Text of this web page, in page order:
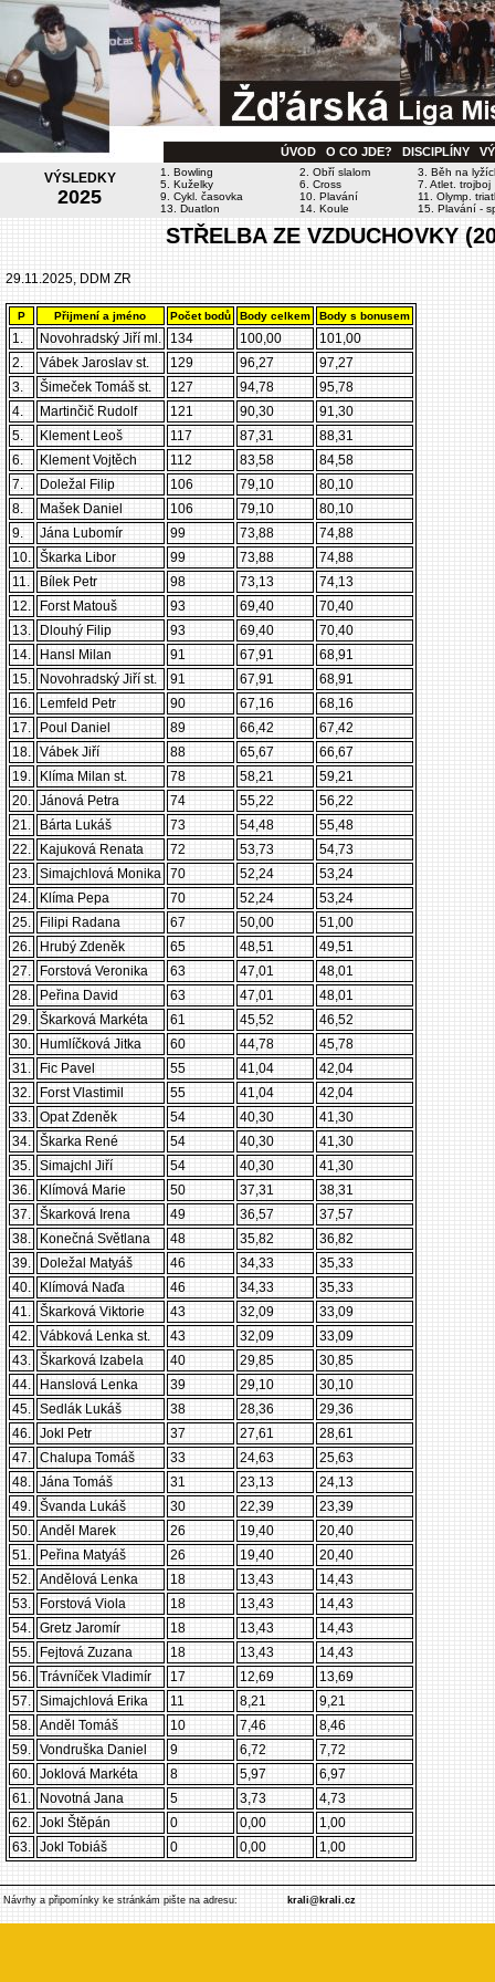
ÚVOD O CO JDE? DISCIPLÍNY
VÝSLEDKY
2025
1. Bowling 2. Obří slalom
3. Běh na
5. Kuželky
6. Cross
7. Atlet. trojboj
9. Cykl. časovka
10. Plavání
11. Olymp.
13. Duatlon
14. Koule 15. Plavání -
STŘELBA ZE VZDUCHOVKY
29.11.2025, DDM ZR
P Přijmení a jméno Počet bodů Body celkem Body s bonusem
1. Novohradský Jiří ml. 134 100,00
101,00
2.
Vábek Jaroslav st. 129 96,27
97,27
3.
Šimeček Tomáš st. 127 94,78
95,78
4.
Martinčič Rudolf 121 90,30
91,30
5.
Klement Leoš 117 87,31
88,31
6.
Klement Vojtěch 112 83,58
84,58
7.
Doležal Filip 106 79,10
80,10
8.
Mašek Daniel 106 79,10
80,10
9.
Jána Lubomír 99 73,88
74,88
10. Škarka Libor 99 73,88
74,88
11.
Bílek Petr 98 73,13
74,13
12.
Forst Matouš 93 69,40
70,40
13.
Dlouhý Filip 93 69,40
70,40
14.
Hansl Milan 91 67,91
68,91
15.
Novohradský Jiří st. 91 67,91
68,91
16.
Lemfeld Petr 90 67,16
68,16
17.
Poul Daniel 89 66,42
67,42
18. Vábek Jiří 88 65,67
66,67
19.
Klíma Milan st. 78 58,21
59,21
20. Jánová Petra 74 55,22
56,22
21.
Bárta Lukáš 73 54,48
55,48
22.
Kajuková Renata 72 53,73
54,73
23. Simajchlová Monika 70 52,24
53,24
24.
Klíma Pepa 70 52,24
53,24
25.
Filipi Radana 67 50,00
51,00
26.
Hrubý Zdeněk 65 48,51
49,51
27.
Forstová Veronika 63 47,01
48,01
28.
Peřina David 63 47,01
48,01
29. Škarková Markéta 61 45,52
46,52
30.
Humlíčková Jitka 60 44,78
45,78
31.
Fic Pavel 55 41,04
42,04
32.
Forst Vlastimil 55 41,04
42,04
33. Opat Zdeněk 54 40,30
41,30
34. Škarka René 54 40,30
41,30
35. Simajchl Jiří 54 40,30
41,30
36.
Klímová Marie 50 37,31
38,31
37. Škarková Irena 49 36,57
37,57
38.
Konečná Světlana 48 35,82
36,82
39.
Doležal Matyáš 46 34,33
35,33
40.
Klímová Naďa 46 34,33
35,33
41. Škarková Viktorie 43 32,09
33,09
42. Vábková Lenka st. 43 32,09
33,09
43. Škarková Izabela 40 29,85
30,85
44.
Hanslová Lenka 39 29,10
30,10
45. Sedlák Lukáš 38 28,36
29,36
46. Jokl Petr 37 27,61
28,61
47. Chalupa Tomáš 33 24,63
25,63
48. Jána Tomáš 31 23,13
24,13
49. Švanda Lukáš 30 22,39
23,39
50. Anděl Marek 26 19,40
20,40
51.
Peřina Matyáš 26 19,40
20,40
52. Andělová Lenka 18 13,43
14,43
53.
Forstová Viola 18 13,43
14,43
54. Gretz Jaromír 18 13,43
14,43
55.
Fejtová Zuzana 18 13,43
14,43
56. Trávníček Vladimír 17 12,69
13,69
57. Simajchlová Erika 11 8,21
9,21
58. Anděl Tomáš 10 7,46
8,46
59. Vondruška Daniel 9 6,72
7,72
60. Joklová Markéta 8 5,97
6,97
61.
Novotná Jana 5 3,73
4,73
62. Jokl Štěpán 0 0,00
1,00
63. Jokl Tobiáš 0 0,00 1,00
Návrhy a připomínky ke stránkám pište na adresu: krali@krali.cz